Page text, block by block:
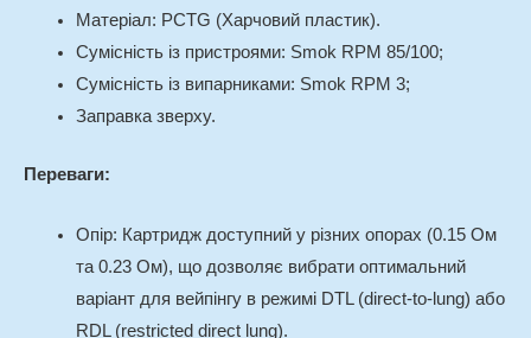
Матеріал: PCTG (Харчовий пластик).
Сумісність із пристроями: Smok RPM 85/100;
Сумісність із випарниками: Smok RPM 3;
Заправка зверху.
Переваги:
Опір: Картридж доступний у різних опорах (0.15 Ом
та 0.23 Ом), що дозволяє вибрати оптимальний
варіант для вейпінгу в режимі DTL (direct-to-lung) або
RDL (restricted direct lung).